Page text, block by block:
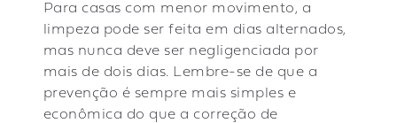
Para casas com menor movimento, a
limpeza pode ser feita em dias alternados,
mas nunca deve ser negligenciada por
mais de dois dias. Lembre-se de que a
prevenção é sempre mais simples e
econômica do que a correção de